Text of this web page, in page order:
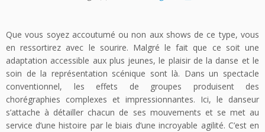
Que vous soyez accoutumé ou non aux shows de ce type, vous
en ressortirez avec le sourire. Malgré le fait que ce soit une
adaptation accessible aux plus jeunes, le plaisir de la danse et le
soin de la représentation scénique sont là. Dans un spectacle
conventionnel, les effets de groupes produisent des
chorégraphies complexes et impressionnantes. Ici, le danseur
s’attache à détailler chacun de ses mouvements et se met au
service d’une histoire par le biais d’une incroyable agilité. C’est en